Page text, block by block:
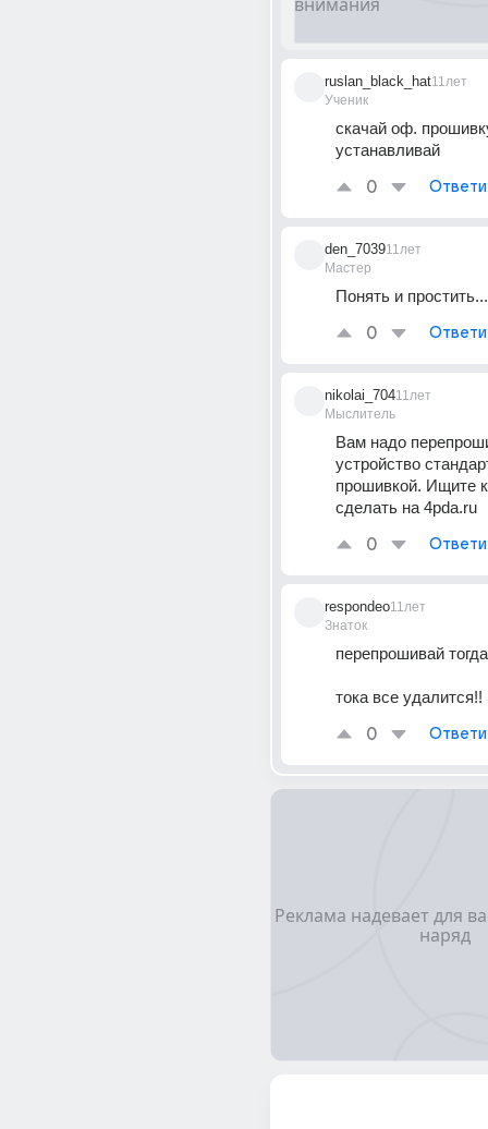
ruslan_black_hat
Ученик
11лет
скачай оф.
устанавливай
0
den_7039
Мастер
11лет
Понять и
0
nikolai_704
Мыслитель
11лет
Вам надо
устройство
прошивкой. Ищите
сделать на 4pda.ru
0
respondeo
Знаток
11лет
перепрошивай тогда
тока все удалится!!
0